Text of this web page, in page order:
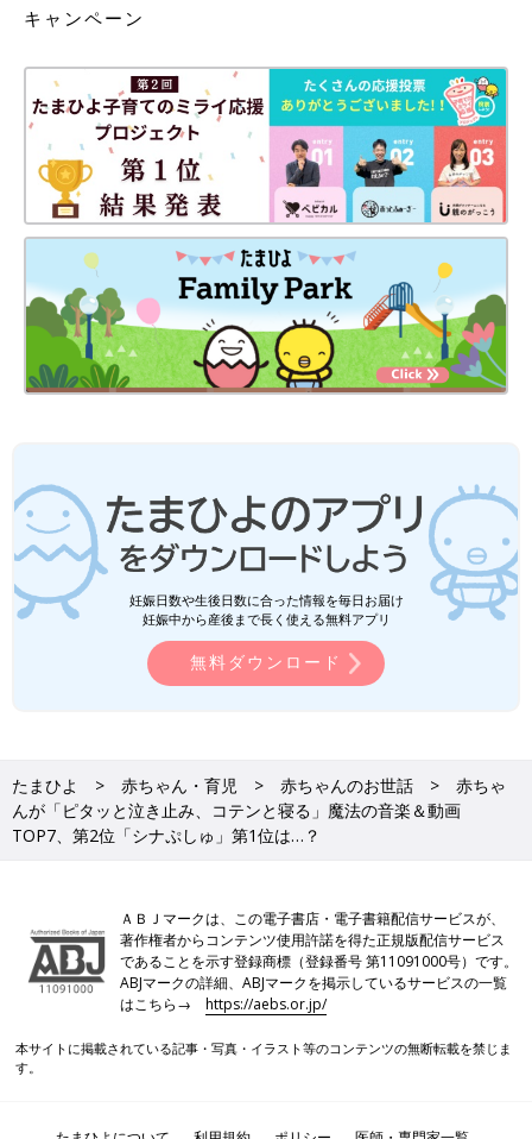
キャンペーン
妊娠日数や生後日数に合った情報を毎日お届け
妊娠中から産後まで長く使える無料アプリ
無料ダウンロード
たまひよ 赤ちゃん・育児 赤ちゃんのお世話
赤ちゃ
んが「ピタッと泣き止み、コテンと寝る」魔法の音楽＆動画
TOP7、第2位「シナぷしゅ」第1位は…？
ＡＢＪマークは、この電子書店・電子書籍配信サービスが、
著作権者からコンテンツ使用許諾を得た正規版配信サービス
であることを示す登録商標（登録番号 第11091000号）です。
ABJマークの詳細、ABJマークを掲示しているサービスの一覧
はこちら→https://aebs.or.jp/
本サイトに掲載されている記事・写真・イラスト等のコンテンツの無断転載を禁じま
す。